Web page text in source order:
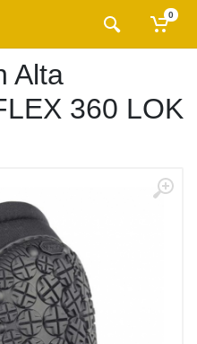
0
Alta
360 LOK